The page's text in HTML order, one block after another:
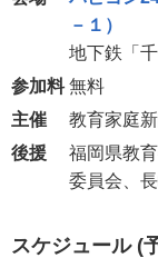
－１）
地下鉄「
参加料 無料
主催
教育家庭
後援
福岡県教
委員会、
スケジュール (